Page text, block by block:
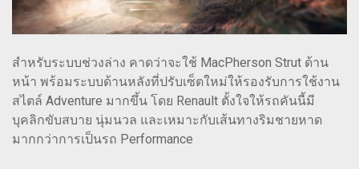
สำหรับระบบช่วงล่าง คาดว่าจะใช้ MacPherson Strut ด้าน
หน้า พร้อมระบบด้านหลังที่ปรับเซ็ตใหม่ให้รองรับการใช้งาน
สไตล์ Adventure มากขึ้น โดย Renault ตั้งใจให้รถคันนี้มี
บุคลิกขับสบาย นุ่มนวล และเหมาะกับเส้นทางริมชายหาด
มากกว่าการเป็นรถ Performance